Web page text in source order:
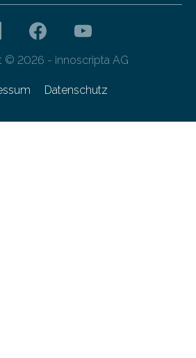
© 2026 - innoscripta AG
Datenschutz